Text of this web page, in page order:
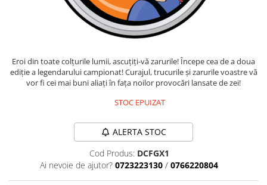
Cultură pop
TOATE JOCURILE
Eroi din toate colțurile lumii, ascuțiți-vă zarurile! Începe cea de a doua
ediție a legendarului campionat! Curajul, trucurile și zarurile voastre vă
vor fi cei mai buni aliați în fața noilor provocări lansate de zei!
STOC EPUIZAT
ALERTA STOC
Cod Produs: DCFGX1
Ai nevoie de ajutor? 0723223130 / 0766220804